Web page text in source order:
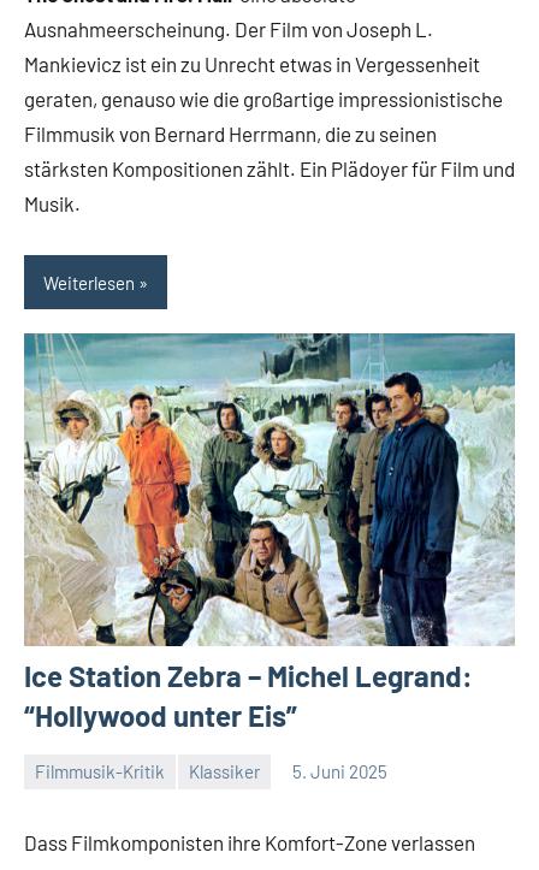
Ausnahmeerscheinung. Der Film von Joseph L.
Mankievicz ist ein zu Unrecht etwas in Vergessenheit
geraten, genauso wie die großartige impressionistische
Filmmusik von Bernard Herrmann, die zu seinen
stärksten Kompositionen zählt. Ein Plädoyer für Film und
Musik.
Weiterlesen
Ice Station Zebra – Michel Legrand:
“Hollywood unter Eis”
Filmmusik-Kritik Klassiker 5. Juni 2025
Dass Filmkomponisten ihre Komfort-Zone verlassen